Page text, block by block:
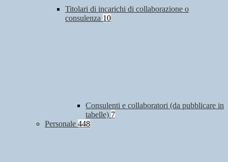
Titolari di incarichi di collaborazione o
consulenza 10
Consulenti e collaboratori (da pubblicare in
tabelle) 7
Personale 448